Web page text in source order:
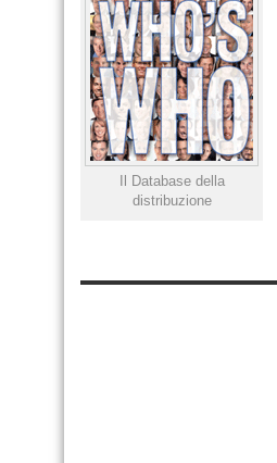
Il Database della
distribuzione